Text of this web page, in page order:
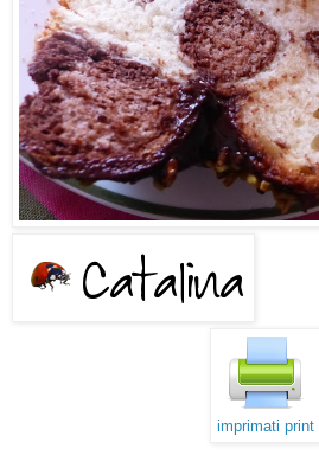
imprimati print